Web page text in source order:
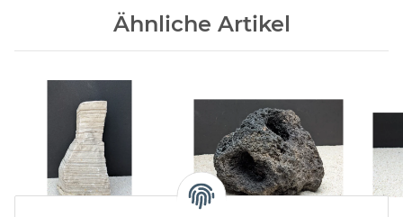
Ähnliche Artikel